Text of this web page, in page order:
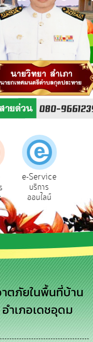
e-Service
บริการ
ออนไลน์
าตภัยในพื้นที่บ้าน
ำเภอเดชอุดม